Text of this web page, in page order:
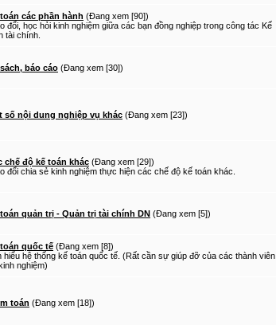
các phần hành (Đang xem [90])
đổi, học hỏi kinh nghiệm giữa các bạn đồng nghiệp trong công tác Kế
tài chính.
báo cáo (Đang xem [30])
số nội dung nghiệp vụ khác (Đang xem [23])
chế độ kế toán khác (Đang xem [29])
đổi chia sẻ kinh nghiệm thực hiện các chế độ kế toán khác.
quản trị - Quản trị tài chính DN (Đang xem [5])
quốc tế (Đang xem [8])
hiểu hệ thống kế toán quốc tế. (Rất cần sự giúp đỡ của các thành viên
nghiệm)
toán (Đang xem [18])